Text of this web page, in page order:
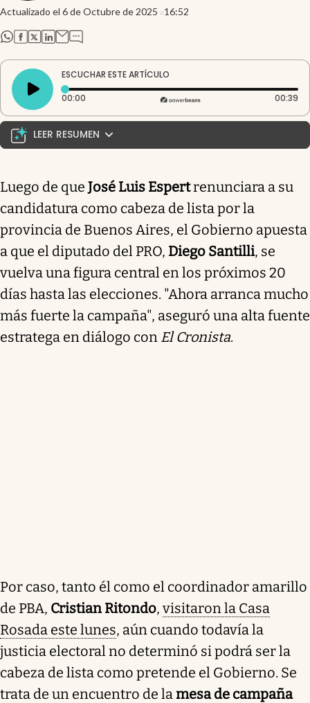
Actualizado el 6 de Octubre de 2025 16:52
abre en nueva pestaña
abre en nueva pestaña
abre en nueva pestaña
abre en nueva pestaña
ESCUCHAR ESTE ARTÍCULO
00:00 Tiempo transcurrido: 0 segundos 00:39
LEER RESUMEN
Santilli al frente. Ante la renuncia de José Luis Espert
a su candidatura en Buenos Aires, el Gobierno
impulsa al diputado del PRO, Diego Santilli, como
figura central durante las próximas semanas
electorales. A pesar de la incertidumbre sobre su
estatus oficial en la lista, se realizan reuniones
estratégicas con líderes del partido. La renuncia de
Espert se dio tras presiones del entorno presidencial
y se considera crucial para mejorar las expectativas
electorales. Santilli, percibido como una figura capaz
de conectar con los votantes, participará en actos
Luego de que José Luis Espertrenunciara a su
candidatura como cabeza de lista por la
provincia de Buenos Aires, el Gobierno apuesta
a que el diputado del PRO, Diego Santilli, se
vuelva una figura central en los próximos 20
días hasta las elecciones. "Ahora arranca mucho
más fuerte la campaña", aseguró una alta fuente
estratega en diálogo con El Cronista.
Por caso, tanto él como el coordinador amarillo
de PBA, Cristian Ritondo, visitaron la Casa
Rosada este lunes, aún cuando todavía la
justicia electoral no determinó si podrá ser la
cabeza de lista como pretende el Gobierno. Se
trata de un encuentro de lamesa de campaña